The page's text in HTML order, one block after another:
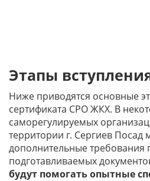
Этапы
Ниже приводятся основные
сертификата СРО ЖКХ. В
саморегулируемых
территории г. Сергиев Посад
дополнительные требования
подготавливаемых
будут помогать опытные